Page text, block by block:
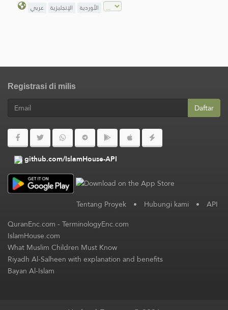
عربي الإنجليزية الأوردية
Registrasi di milis
Daftar
github.com/IslamHouse-API
Tentang Proyek • Hubungi kami • API
QuranEnc.com-TerminologyEnc.com
IslamHouse.com
What Muslim Children Must Know
Riyadh Al-Salheen with explanation and benefits
Bayan Al-Islam